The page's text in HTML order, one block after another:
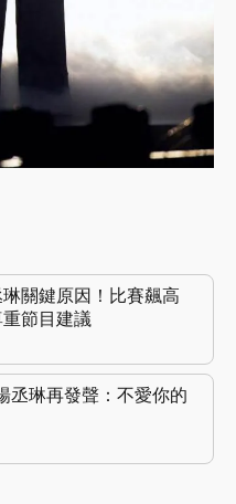
關鍵原因！比賽飆高
節目建議
丞琳再發聲：不愛你的